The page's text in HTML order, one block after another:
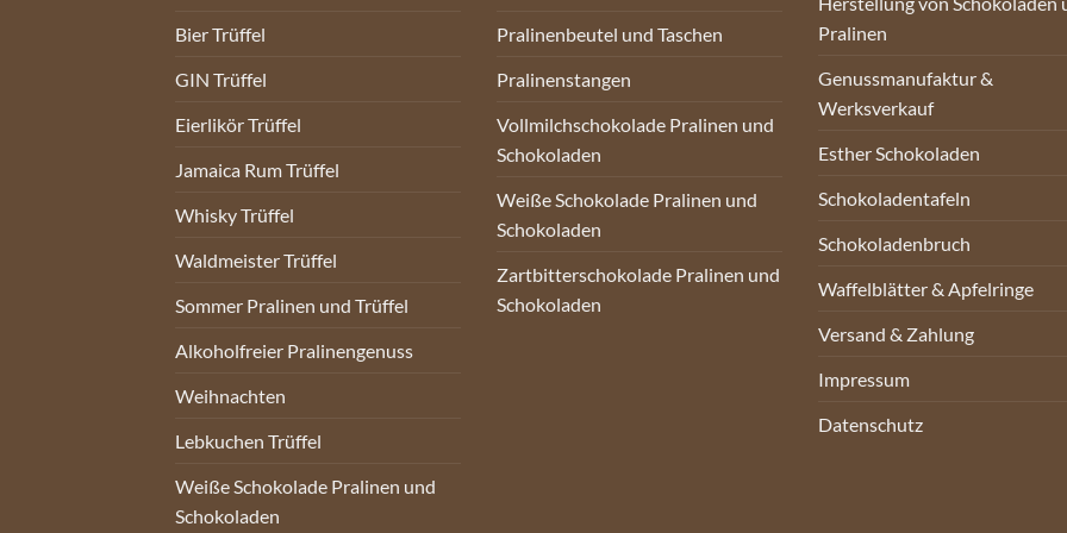
Bier Trüffel
GIN Trüffel
Eierlikör Trüffel
Jamaica Rum Trüffel
Whisky Trüffel
Waldmeister Trüffel
Sommer Pralinen und Trüffel
Alkoholfreier Pralinengenuss
Weihnachten
Lebkuchen Trüffel
Weiße Schokolade Pralinen und
Schokoladen
Pralinenbeutel und Taschen
Pralinenstangen
Vollmilchschokolade Pralinen und
Schokoladen
Weiße Schokolade Pralinen und
Schokoladen
Zartbitterschokolade Pralinen und
Schokoladen
Pralinen
Genussmanufaktur &
Werksverkauf
Esther Schokoladen
Schokoladentafeln
Schokoladenbruch
Waffelblätter & Apfelringe
Versand & Zahlung
Impressum
Datenschutz